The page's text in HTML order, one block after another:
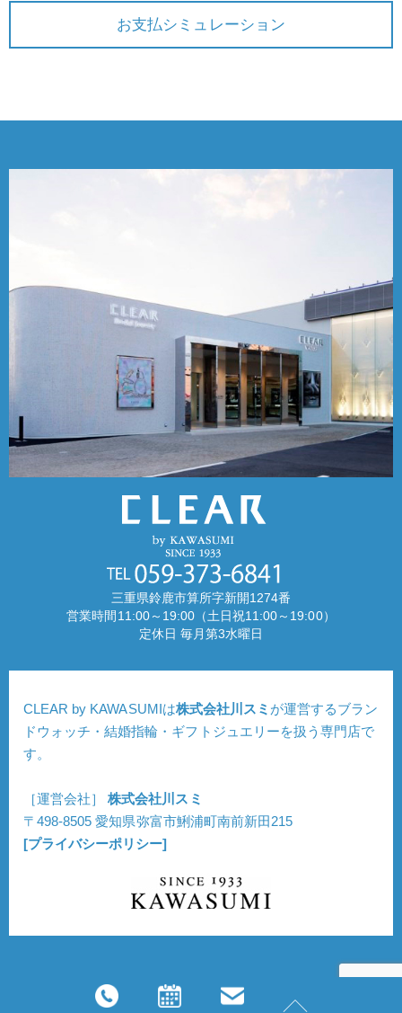
お支払シミュレーション
三重県鈴鹿市算所字新開1274番
営業時間11:00～19:00（土日祝11:00～19:00）
定休日 毎月第3水曜日
CLEAR by KAWASUMIは株式会社川スミ が運営するブラン
ドウォッチ・結婚指輪・ギフトジュエリーを扱う専門店で
す。
［運営会社］株式会社川スミ
〒498-8505 愛知県弥富市鯏浦町南前新田215
[プライバシーポリシー]
Copyright © CLEAR. All Rights Reserved.